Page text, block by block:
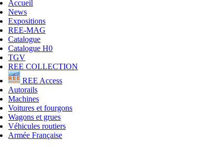
Accueil
News
Expositions
REE-MAG
Catalogue
Catalogue H0
TGV
REE COLLECTION
REE Access
Autorails
Machines
Voitures et fourgons
Wagons et grues
Véhicules routiers
Armée Française